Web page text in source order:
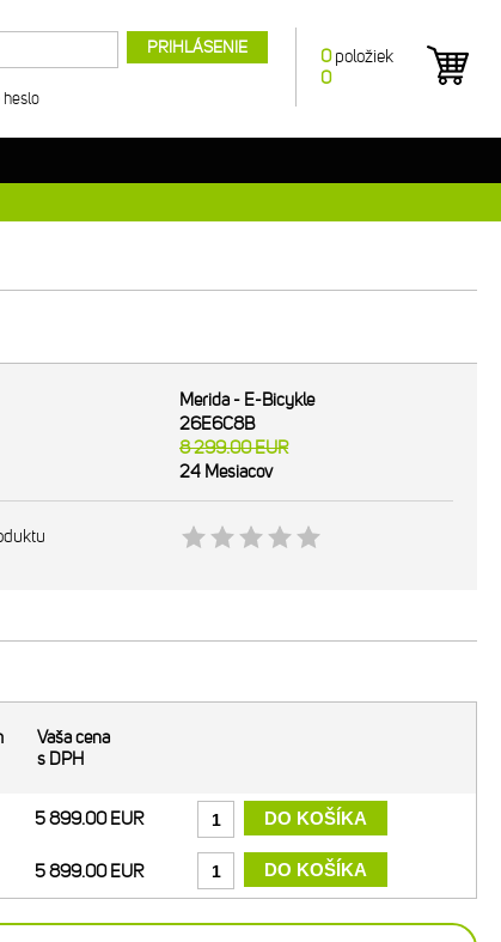
Merida - E-Bicykle
26E6C8B
8 299.00EUR
24 Mesiacov
Vaša cena
s DPH
5 899.00 EUR
5 899.00 EUR
0 položiek
0
PRIHLÁSENIE